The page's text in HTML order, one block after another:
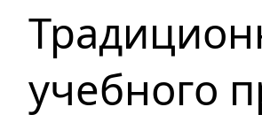
учебного